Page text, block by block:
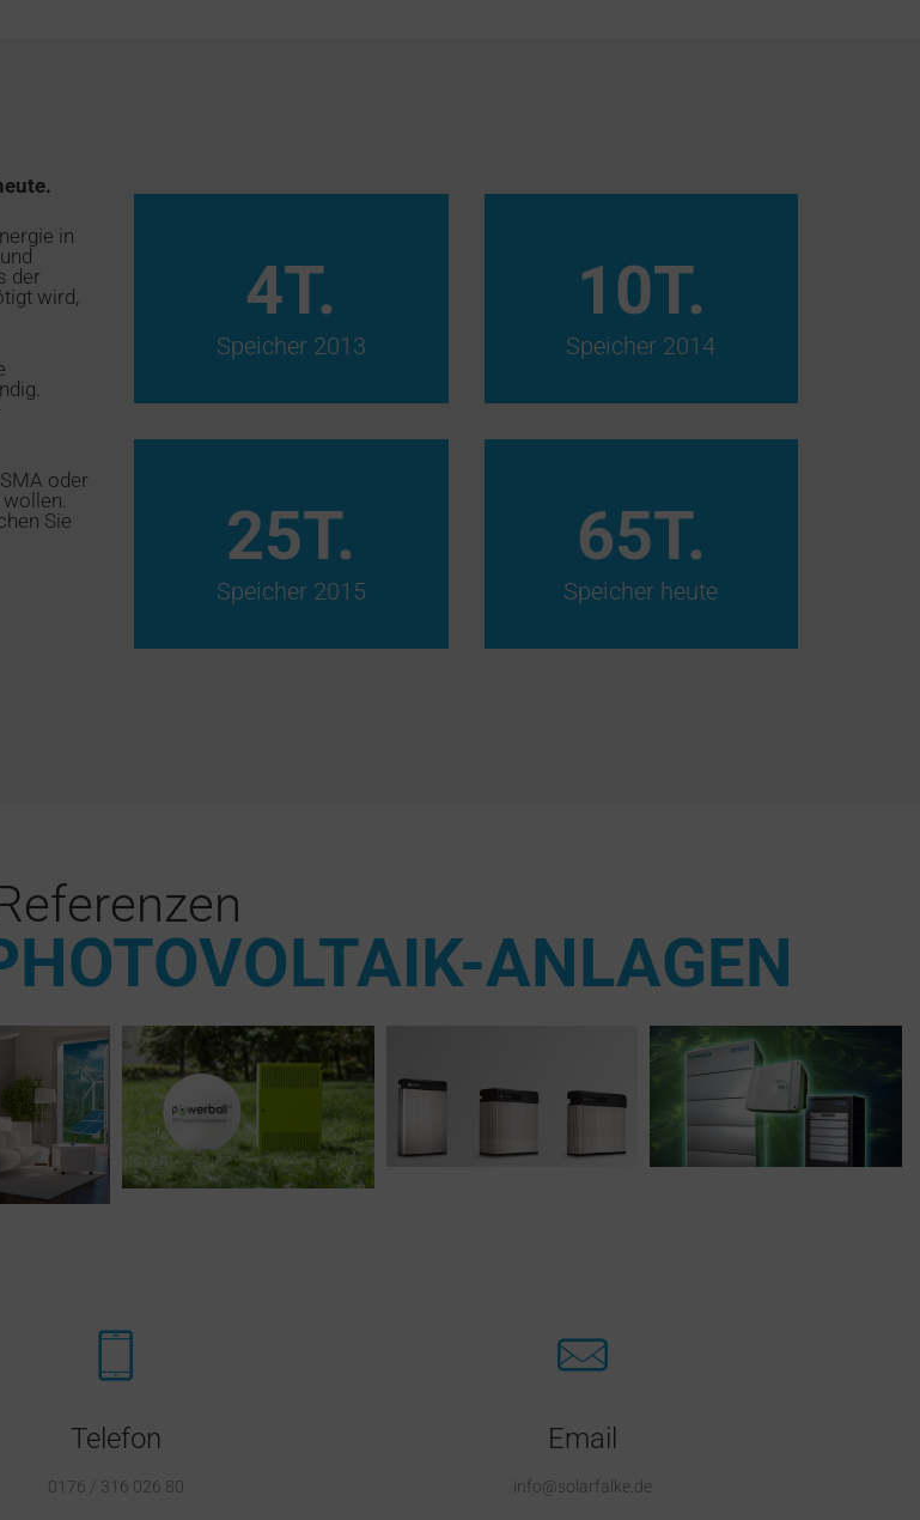
in
der
wird,
oder
Sie
4T.
Speicher 2013
10T.
Speicher 2014
25T.
Speicher 2015
65T.
Speicher heute
ANLAGEN
Telefon
0176 / 316 026 80
Email
info@solarfalke.de